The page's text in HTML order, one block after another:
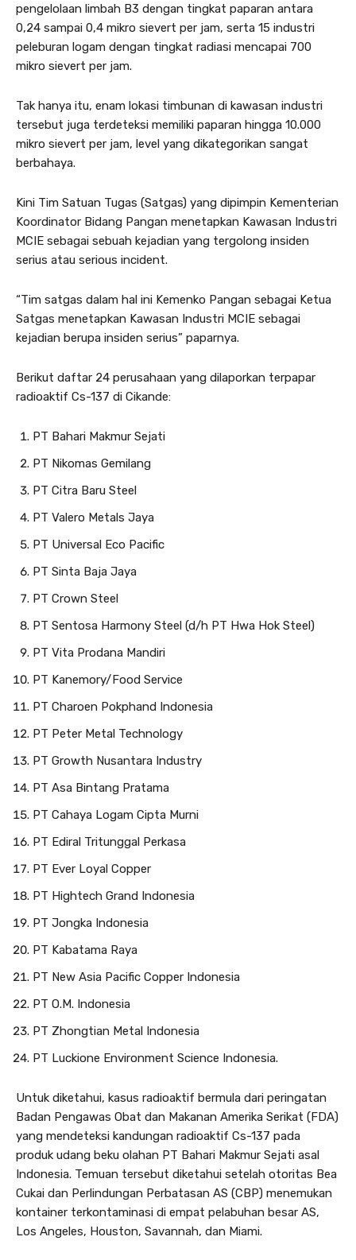
pengelolaan limbah B3 dengan tingkat paparan antara
0,24 sampai 0,4 mikro sievert per jam, serta 15 industri
peleburan logam dengan tingkat radiasi mencapai 700
mikro sievert per jam.
Tak hanya itu, enam lokasi timbunan di kawasan industri
tersebut juga terdeteksi memiliki paparan hingga 10.000
mikro sievert per jam, level yang dikategorikan sangat
berbahaya.
Kini Tim Satuan Tugas (Satgas) yang dipimpin Kementerian
Koordinator Bidang Pangan menetapkan Kawasan Industri
MCIE sebagai sebuah kejadian yang tergolong insiden
serius atau serious incident.
“Tim satgas dalam hal ini Kemenko Pangan sebagai Ketua
Satgas menetapkan Kawasan Industri MCIE sebagai
kejadian berupa insiden serius” paparnya.
Berikut daftar 24 perusahaan yang dilaporkan terpapar
radioaktif Cs-137 di Cikande:
PT Bahari Makmur Sejati
PT Nikomas Gemilang
PT Citra Baru Steel
PT Valero Metals Jaya
PT Universal Eco Pacific
PT Sinta Baja Jaya
PT Crown Steel
PT Sentosa Harmony Steel (d/h PT Hwa Hok Steel)
PT Vita Prodana Mandiri
PT Kanemory/Food Service
PT Charoen Pokphand Indonesia
PT Peter Metal Technology
PT Growth Nusantara Industry
PT Asa Bintang Pratama
PT Cahaya Logam Cipta Murni
PT Ediral Tritunggal Perkasa
PT Ever Loyal Copper
PT Hightech Grand Indonesia
PT Jongka Indonesia
PT Kabatama Raya
PT New Asia Pacific Copper Indonesia
PT O.M. Indonesia
PT Zhongtian Metal Indonesia
PT Luckione Environment Science Indonesia.
Untuk diketahui, kasus radioaktif bermula dari peringatan
Badan Pengawas Obat dan Makanan Amerika Serikat (FDA)
yang mendeteksi kandungan radioaktif Cs-137 pada
produk udang beku olahan PT Bahari Makmur Sejati asal
Indonesia. Temuan tersebut diketahui setelah otoritas Bea
Cukai dan Perlindungan Perbatasan AS (CBP) menemukan
kontainer terkontaminasi di empat pelabuhan besar AS,
Los Angeles, Houston, Savannah, dan Miami.